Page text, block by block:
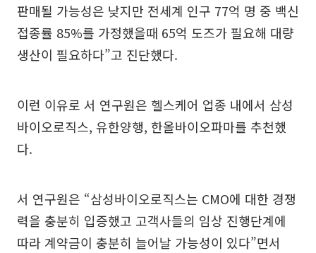
판매될 가능성은 낮지만 전세계 인구 77억 명 중 백신
접종률 85%를 가정했을때 65억 도즈가 필요해 대량
생산이 필요하다”고 진단했다.
이런 이유로 서 연구원은 헬스케어 업종 내에서 삼성
바이오로직스, 유한양행, 한올바이오파마를 추천했
다.
서 연구원은 “삼성바이오로직스는 CMO에 대한 경쟁
력을 충분히 입증했고 고객사들의 임상 진행단계에
따라 계약금이 충분히 늘어날 가능성이 있다”면서